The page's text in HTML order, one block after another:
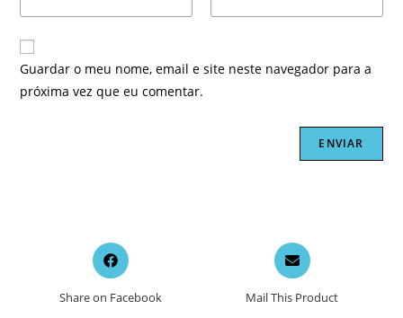
Guardar o meu nome, email e site neste navegador para a
próxima vez que eu comentar.
Opens
in
new
Share on Facebook
Opens
in
a
new
Mail This Product